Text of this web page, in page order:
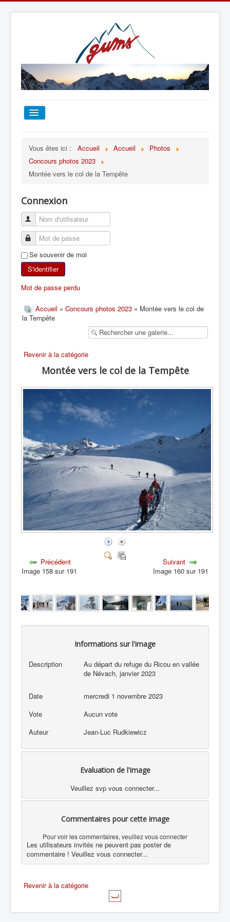
TOUT SUR LE GUMS
ALPINISME
SKI DE RANDONNÉE
RANDONNÉE PÉDESTRE
RANDONNÉE SPORTIVE
Vous êtes ici : Accueil Accueil
Photos
Concours photos 2023
Montée vers le col de la Tempête
Connexion
Se souvenir de moi
S'identifier
Mot de passe perdu
Accueil » Concours photos 2023 » Montée vers le col de
la Tempête
Revenir à la catégorie
Montée vers le col de la Tempête
Précédent
Image 158 sur 191
Suivant
Image 160 sur 191
Informations sur l'image
Description
Au départ du refuge du Ricou en vallée
de Névach, janvier 2023
Date
mercredi 1 novembre 2023
Vote
Aucun vote
Auteur
Jean-Luc Rudkiewicz
Evaluation de l'image
Veuillez svp vous connecter...
Commentaires pour cette image
Pour voir les commentaires, veuillez vous connecter
Les utilisateurs invités ne peuvent pas poster de
commentaire ! Veuillez vous connecter...
Revenir à la catégorie